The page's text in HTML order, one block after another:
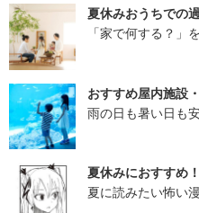
夏休みおうちでの
「家で何する？」
おすすめ屋内施設
雨の日も暑い日も
夏休みにおすすめ
夏に読みたい怖い